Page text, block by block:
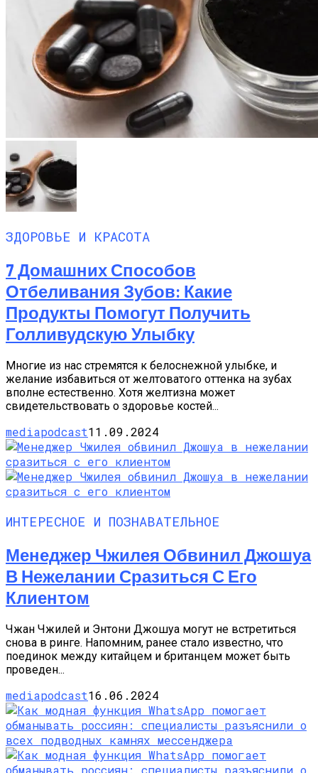
ЗДОРОВЬЕ И КРАСОТА
7 Домашних Способов
Отбеливания Зубов: Какие
Продукты Помогут Получить
Голливудскую Улыбку
Многие из нас стремятся к белоснежной улыбке, и
желание избавиться от желтоватого оттенка на зубах
вполне естественно. Хотя желтизна может
свидетельствовать о здоровье костей...
mediapodcast11.09.2024
ИНТЕРЕСНОЕ И ПОЗНАВАТЕЛЬНОЕ
Менеджер Чжилея Обвинил Джошуа
В Нежелании Сразиться С Его
Клиентом
Чжан Чжилей и Энтони Джошуа могут не встретиться
снова в ринге. Напомним, ранее стало известно, что
поединок между китайцем и британцем может быть
проведен...
mediapodcast16.06.2024